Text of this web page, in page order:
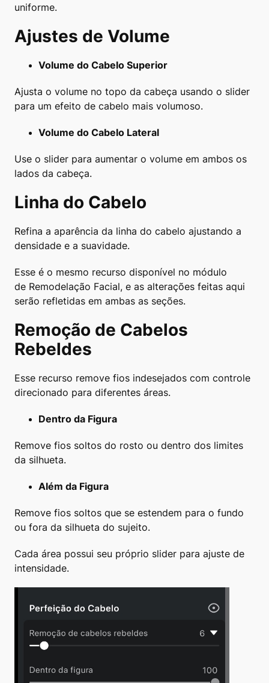
uniforme.
Ajustes de Volume
Volume do Cabelo Superior
Ajusta o volume no topo da cabeça usando o slider
para um efeito de cabelo mais volumoso.
Volume do Cabelo Lateral
Use o slider para aumentar o volume em ambos os
lados da cabeça.
Linha do Cabelo
Refina a aparência da linha do cabelo ajustando a
densidade e a suavidade.
Esse é o mesmo recurso disponível no módulo
de Remodelação Facial, e as alterações feitas aqui
serão refletidas em ambas as seções.
Remoção de Cabelos
Rebeldes
Esse recurso remove fios indesejados com controle
direcionado para diferentes áreas.
Dentro da Figura
Remove fios soltos do rosto ou dentro dos limites
da silhueta.
Além da Figura
Remove fios soltos que se estendem para o fundo
ou fora da silhueta do sujeito.
Cada área possui seu próprio slider para ajuste de
intensidade.